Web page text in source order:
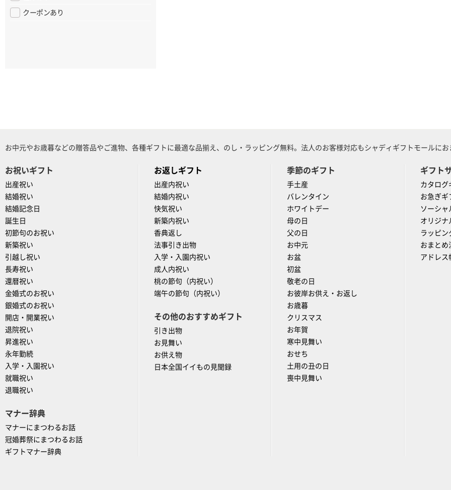
クーポンあり
お中元やお歳暮などの贈答品やご進物、各種ギフトに最適な品揃え、のし・ラッピング無料。法人のお客様対応もシャディギフトモールにお
お祝いギフト
出産祝い
結婚祝い
結婚記念日
誕生日
初節句のお祝い
新築祝い
引越し祝い
長寿祝い
還暦祝い
金婚式のお祝い
銀婚式のお祝い
開店・開業祝い
退院祝い
昇進祝い
永年勤続
入学・入園祝い
就職祝い
退職祝い
マナー辞典
マナーにまつわるお話
冠婚葬祭にまつわるお話
ギフトマナー辞典
お返しギフト
出産内祝い
結婚内祝い
快気祝い
新築内祝い
香典返し
法事引き出物
入学・入園内祝い
成人内祝い
桃の節句（内祝い）
端午の節句（内祝い）
その他のおすすめギフト
引き出物
お見舞い
お供え物
日本全国イイもの見聞録
季節のギフト
手土産
バレンタイン
ホワイトデー
母の日
父の日
お中元
お盆
初盆
敬老の日
お彼岸お供え・お返し
お歳暮
クリスマス
お年賀
寒中見舞い
おせち
土用の丑の日
喪中見舞い
ギフト
カタログ
お急ぎギ
ソーシャ
オリジナ
ラッピン
おまとめ
アドレス